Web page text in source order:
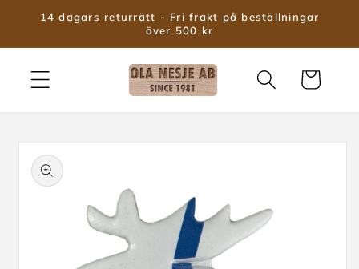
vidare
innehåll
14 dagars returrätt - Fri frakt på beställningar
över 500 kr
Varukorg
vidare till